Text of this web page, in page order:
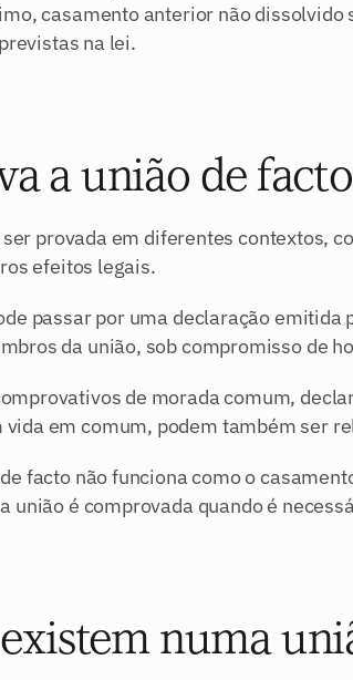
casamento anterior não dissolvido
na lei.
a união de
provada em diferentes contextos,
efeitos legais.
passar por uma declaração
da união, sob compromisso de
de morada comum,
em comum, podem também ser
facto não funciona como o
união é comprovada quando é
numa